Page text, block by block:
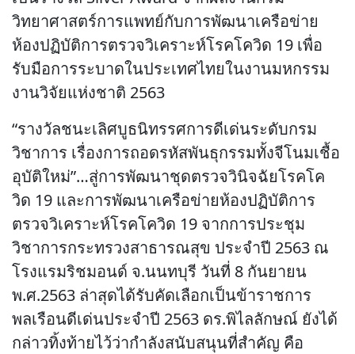
วิทยาศาสตร์การแพทย์กับการพัฒนาเครือข่าย
ห้องปฏิบัติการตรวจวิเคราะห์โรคโควิด 19 เพื่อ
รับมือการระบาดในประเทศไทยในงานมหกรรม
งานวิจัยแห่งชาติ 2563
“รางวัลชนะเลิศบูธนิทรรศการดีเด่นระดับกรม
วิชาการ เรื่องการถอดรหัสพันธุกรรมทั้งจีโนมเชื้อ
อุบัติใหม่”…สู่การพัฒนาชุดตรวจวินิจฉัยโรคโค
วิด 19 และการพัฒนาเครือข่ายห้องปฏิบัติการ
ตรวจวิเคราะห์โรคโควิด 19 จากการประชุม
วิชาการกระทรวงสาธารณสุข ประจำปี 2563 ณ
โรงแรมริชมอนด์ จ.นนทบุรี วันที่ 8 กันยายน
พ.ศ.2563 ล่าสุดได้รับคัดเลือกเป็นข้าราชการ
พลเรือนดีเด่นประจำปี 2563 ดร.พิไลลักษณ์ ยังได้
กล่าวทิ้งท้ายไว้ว่ากำลังสนับสนุนที่สำคัญ คือ